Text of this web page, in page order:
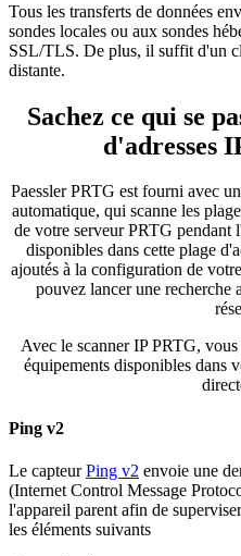
Tous les transferts de données
sondes locales ou aux sondes
SSL/TLS. De plus, il suffit d'un
distante.
Sachez ce qui se
d'adresses
Paessler PRTG est fourni avec
automatique, qui scanne les
de votre serveur PRTG pendant
disponibles dans cette plage
ajoutés à la configuration de
pouvez lancer une recherche
Avec le scanner IP PRTG,
équipements disponibles dans
Ping v2
Le capteurPing v2 envoie une
(Internet Control Message
l'appareil parent afin de
les éléments suivants